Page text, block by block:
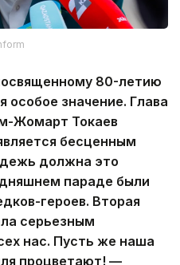
80-летию
особое значение. Глава
Жомарт Токаев
бесценным
должна это
параде были
героев. Вторая
серьезным
нас. Пусть же наша
процветают! —